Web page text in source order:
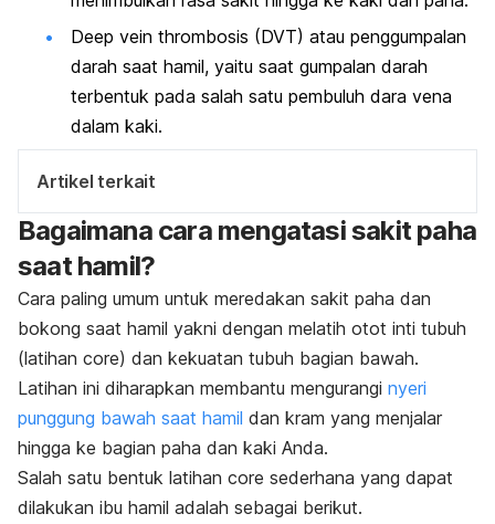
Deep vein thrombosis (DVT) atau penggumpalan
darah saat hamil, yaitu saat gumpalan darah
terbentuk pada salah satu pembuluh dara vena
dalam kaki.
Artikel terkait
Bagaimana cara mengatasi sakit paha
saat hamil?
Cara paling umum untuk meredakan sakit paha dan
bokong saat hamil yakni dengan melatih otot inti tubuh
(latihan core) dan kekuatan tubuh bagian bawah.
Latihan ini diharapkan membantu mengurangi nyeri
punggung bawah saat hamil dan kram yang menjalar
hingga ke bagian paha dan kaki Anda.
Salah satu bentuk latihan core sederhana yang dapat
dilakukan ibu hamil adalah sebagai berikut.